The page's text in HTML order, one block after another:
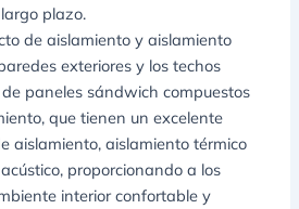
plazo.
de aislamiento y aislamiento
exteriores y los techos
paneles sándwich compuestos
que tienen un excelente
aislamiento, aislamiento térmico
proporcionando a los
interior confortable y